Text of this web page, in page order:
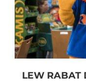
LEW RABAT